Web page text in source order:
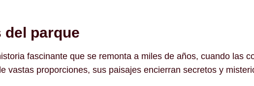
parque
fascinante que se remonta a miles de años, cuando las
vastas proporciones, sus paisajes encierran secretos y